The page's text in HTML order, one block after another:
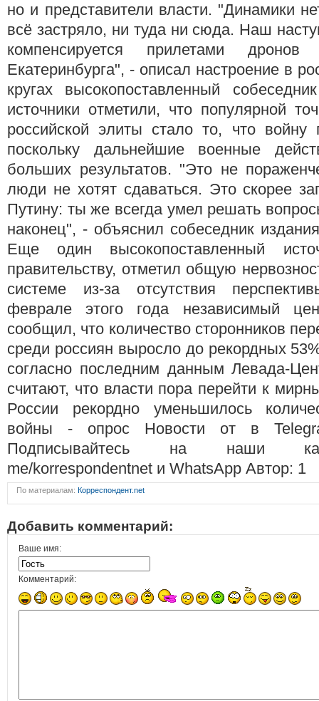
но и представители власти. "Динамики
всё застряло, ни туда ни сюда. Наш
компенсируется прилетами
Екатеринбурга", - описал настроение в
кругах высокопоставленный
источники отметили, что популярной
российской элиты стало то, что войну
поскольку дальнейшие военные
больших результатов. "Это не
люди не хотят сдаваться. Это скорее
Путину: ты же всегда умел решать
наконец", - объяснил собеседник
Еще один высокопоставленный
правительству, отметил общую
системе из-за отсутствия
феврале этого года независимый
сообщил, что количество сторонников
среди россиян выросло до рекордных
согласно последним данным Левада-
считают, что власти пора перейти к
России рекордно уменьшилось
войны - опрос Новости от в
Подписывайтесь на наши
me/korrespondentnet и WhatsApp Автор: 1
По материалам: Корреспондент.net
Добавить комментарий:
Ваше имя:
Комментарий: